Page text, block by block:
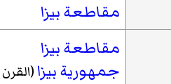
مقاطعة بيزا
مقاطعة بيزا
جمهورية بيزا (القرن 10–1406)